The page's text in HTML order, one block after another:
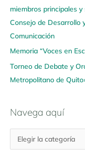
miembros principales
Consejo de Desarrollo
Comunicación
Memoria “Voces en
Torneo de Debate y
Metropolitano de
Navega aquí
í